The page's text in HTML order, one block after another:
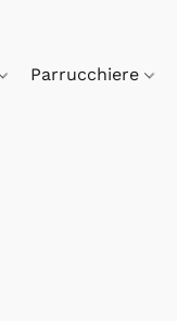
Parrucchiere